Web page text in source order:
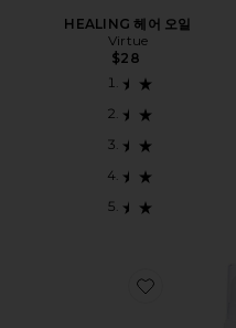
HEALING 헤어 오일
Virtue
$28
Favorite